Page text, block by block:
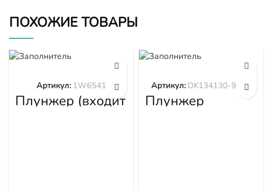
ПОХОЖИЕ ТОВАРЫ
Плунжер (входит
в 1W6539)
Артикул: 1W6541
Плунжер
DK134130-9320
Артикул: DK134130-9320